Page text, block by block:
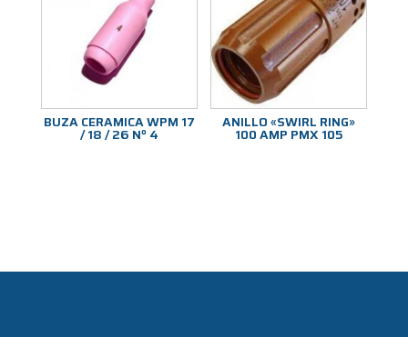
BUZA CERAMICA WPM 17
/ 18 / 26 Nº 4
ANILLO «SWIRL RING»
100 AMP PMX 105